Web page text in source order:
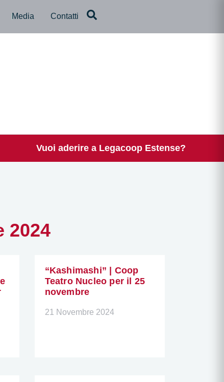
Media Contatti
Vuoi aderire a Legacoop Estense?
2024
“Kashimashi” | Coop
Teatro Nucleo per il 25
novembre
21 Novembre 2024